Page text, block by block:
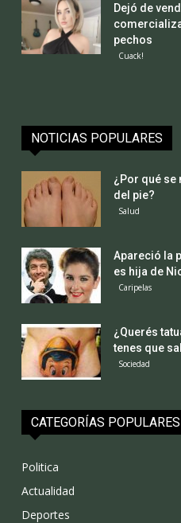
Dejó de
pechos
Cuack!
NOTICIAS POPULARES
¿Por qué se
del pie?
Salud
Apareció la
es hija de
Caripelas
¿Querés
tenes que
Sociedad
CATEGORÍAS POPULARES
Politica
Actualidad
Deportes